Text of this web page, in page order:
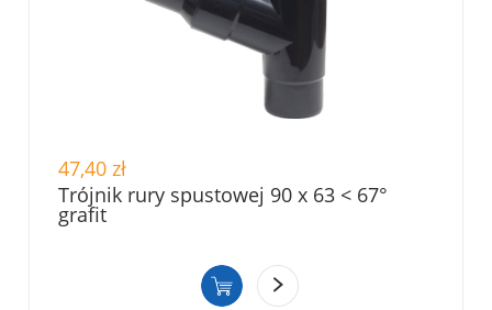
47,40 zł
Trójnik rury spustowej 90 x 63 < 67°
grafit